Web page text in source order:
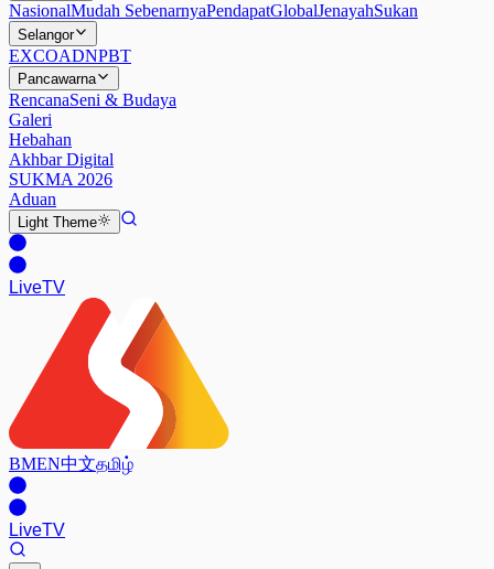
NasionalMudah SebenarnyaPendapatGlobalJenayahSukan
Selangor
EXCOADNPBT
Pancawarna
RencanaSeni & Budaya
Galeri
Hebahan
Akhbar Digital
SUKMA 2026
Aduan
Light Theme
LiveTV
BMEN中文தமிழ்
LiveTV